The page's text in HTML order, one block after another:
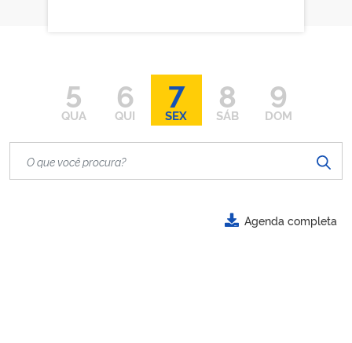
5
QUA
6
QUI
7
SEX
8
SÁB
9
DOM
Agenda completa